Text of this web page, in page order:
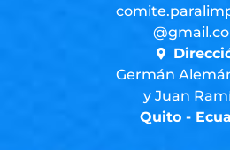
Germán
y Juan
Quito -